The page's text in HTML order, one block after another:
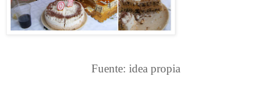
Fuente: idea propia